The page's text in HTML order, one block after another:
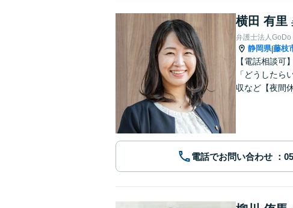
横田 有里
弁護士法人
静岡県|藤枝
【電話相談可
「どうした
収など【夜間
電話でお問い合わせ